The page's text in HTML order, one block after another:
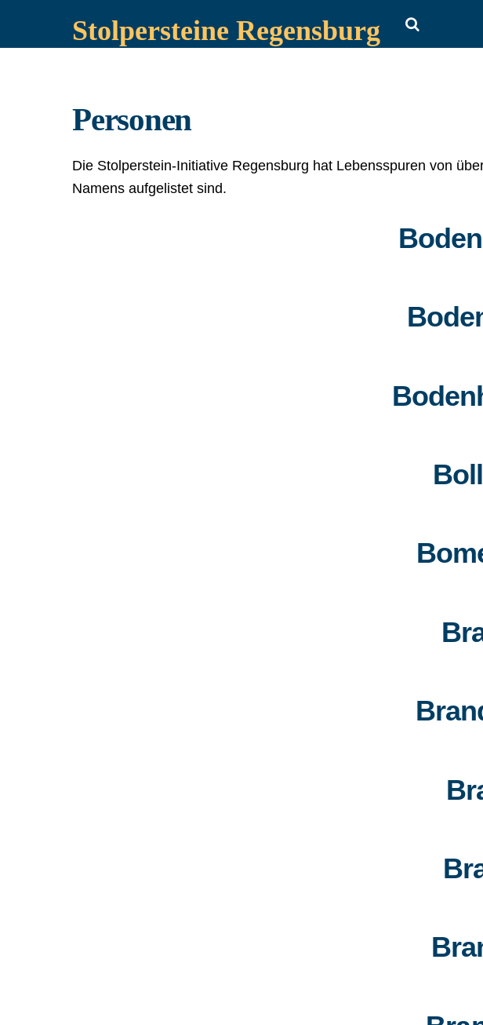
Stolpersteine Regensburg
Personen
Die Stolperstein-Initiative Regensburg hat Lebensspuren von
Namens aufgelistet sind.